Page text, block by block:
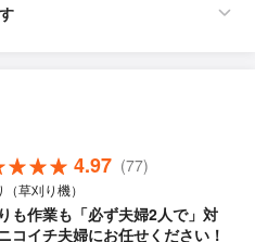
4.97 (77)
草刈り機）
も作業も「必ず夫婦2人で」対
コイチ夫婦にお任せください！